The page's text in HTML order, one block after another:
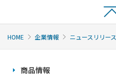
HOME 企業情報 ニュースリリース
商品情報